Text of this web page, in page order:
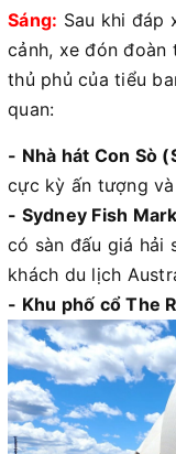
Sáng: Sau khi đáp
cảnh, xe đón đoàn
thủ phủ của tiểu
quan:
- Nhà hát Con Sò
cực kỳ ấn tượng
- Sydney Fish
có sàn đấu giá hải
khách du lịch
- Khu phố cổ The